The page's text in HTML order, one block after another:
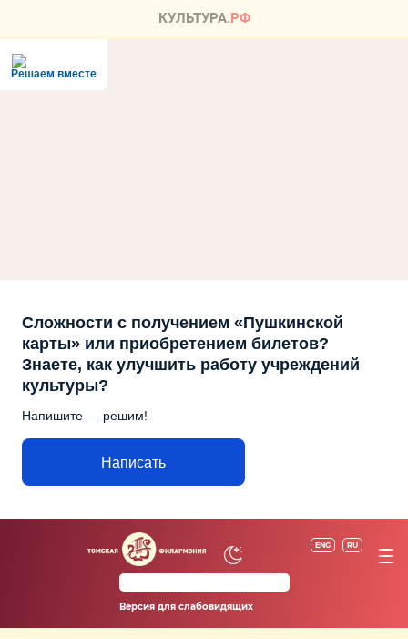
Решаем вместе
Сложности с получением «Пушкинской
карты» или приобретением билетов?
Знаете, как улучшить работу учреждений
культуры?
Напишите — решим!
Написать
ENG RU
Версия для слабовидящих